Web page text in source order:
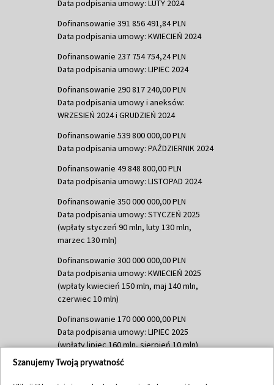
Data podpisania umowy: LUTY 2024
Dofinansowanie 391 856 491,84 PLN
Data podpisania umowy: KWIECIEŃ 2024
Dofinansowanie 237 754 754,24 PLN
Data podpisania umowy: LIPIEC 2024
Dofinansowanie 290 817 240,00 PLN
Data podpisania umowy i aneksów:
WRZESIEŃ 2024 i GRUDZIEŃ 2024
Dofinansowanie 539 800 000,00 PLN
Data podpisania umowy: PAŹDZIERNIK 2024
Dofinansowanie 49 848 800,00 PLN
Data podpisania umowy: LISTOPAD 2024
Dofinansowanie 350 000 000,00 PLN
Data podpisania umowy: STYCZEŃ 2025
(wpłaty styczeń 90 mln, luty 130 mln,
marzec 130 mln)
Dofinansowanie 300 000 000,00 PLN
Data podpisania umowy: KWIECIEŃ 2025
(wpłaty kwiecień 150 mln, maj 140 mln,
czerwiec 10 mln)
Dofinansowanie 170 000 000,00 PLN
Data podpisania umowy: LIPIEC 2025
(wpłaty lipiec 160 mln, sierpień 10 mln)
Dofinansowanie 60 000 000,00 PLN
Szanujemy Twoją prywatność